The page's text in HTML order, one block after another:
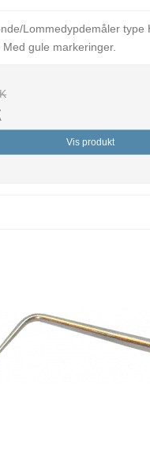
Lommedypdemåler type
gule markeringer.
Vis produkt